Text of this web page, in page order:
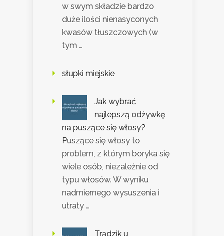
w swym składzie bardzo
duże ilości nienasyconych
kwasów tłuszczowych (w
tym …
słupki miejskie
Jak wybrać
najlepszą odżywkę
na puszące się włosy?
Puszące się włosy to
problem, z którym boryka się
wiele osób, niezależnie od
typu włosów. W wyniku
nadmiernego wysuszenia i
utraty …
Trądzik u